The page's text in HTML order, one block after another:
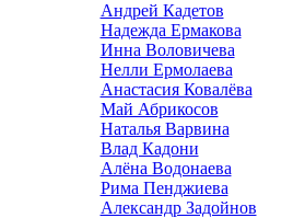
Андрей Кадетов
Надежда Ермакова
Инна Воловичева
Нелли Ермолаева
Анастасия Ковалёва
Май Абрикосов
Наталья Варвина
Влад Кадони
Алёна Водонаева
Рима Пенджиева
Александр Задойнов